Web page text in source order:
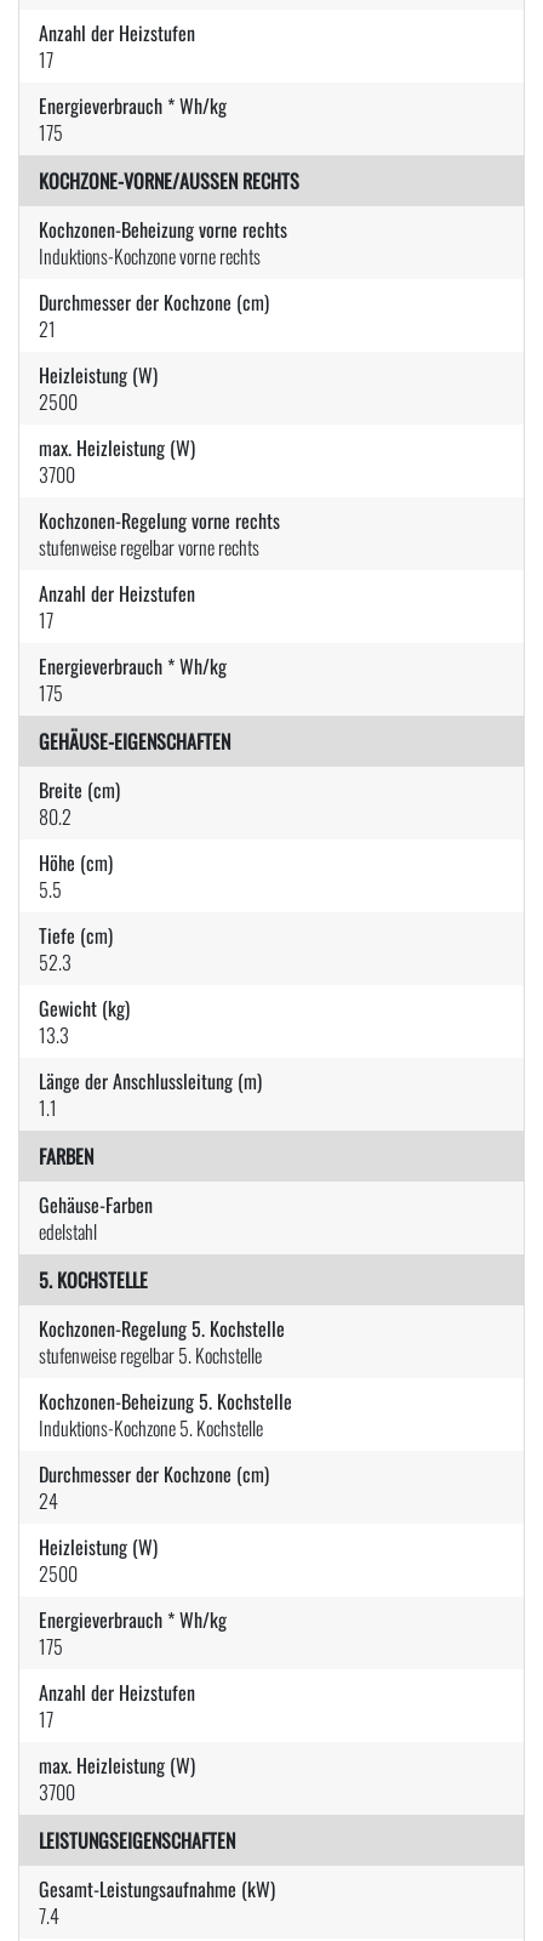
Anzahl der Heizstufen
17
Energieverbrauch * Wh/kg
175
KOCHZONE-VORNE/AUSSEN RECHTS
Kochzonen-Beheizung vorne rechts
Induktions-Kochzone vorne rechts
Durchmesser der Kochzone (cm)
21
Heizleistung (W)
2500
max. Heizleistung (W)
3700
Kochzonen-Regelung vorne rechts
stufenweise regelbar vorne rechts
Anzahl der Heizstufen
17
Energieverbrauch * Wh/kg
175
GEHÄUSE-EIGENSCHAFTEN
Breite (cm)
80.2
Höhe (cm)
5.5
Tiefe (cm)
52.3
Gewicht (kg)
13.3
Länge der Anschlussleitung (m)
1.1
FARBEN
Gehäuse-Farben
edelstahl
5. KOCHSTELLE
Kochzonen-Regelung 5. Kochstelle
stufenweise regelbar 5. Kochstelle
Kochzonen-Beheizung 5. Kochstelle
Induktions-Kochzone 5. Kochstelle
Durchmesser der Kochzone (cm)
24
Heizleistung (W)
2500
Energieverbrauch * Wh/kg
175
Anzahl der Heizstufen
17
max. Heizleistung (W)
3700
LEISTUNGSEIGENSCHAFTEN
Gesamt-Leistungsaufnahme (kW)
7.4